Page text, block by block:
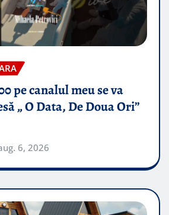
pe canalul meu se va
„ O Data, De Doua Ori”
6, 2026